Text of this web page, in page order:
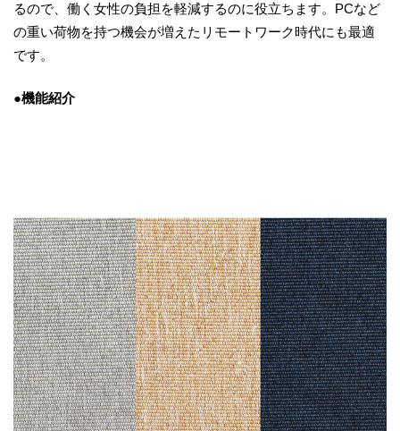
るので、働く女性の負担を軽減するのに役立ちます。PCなど
の重い荷物を持つ機会が増えたリモートワーク時代にも最適
です。
●機能紹介